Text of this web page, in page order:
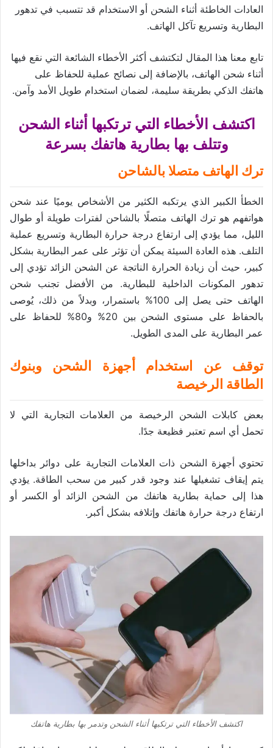
العادات الخاطئة أثناء الشحن أو الاستخدام قد تتسبب في تدهور
البطارية وتسريع تآكل الهاتف.
تابع معنا هذا المقال لتكتشف أكثر الأخطاء الشائعة التي نقع فيها
أثناء شحن الهاتف، بالإضافة إلى نصائح عملية للحفاظ على
هاتفك الذكي بطريقة سليمة، لضمان استخدام طويل الأمد وآمن.
اكتشف الأخطاء التي ترتكبها أثناء الشحن
وتتلف بها بطارية هاتفك بسرعة
ترك الهاتف متصلا بالشاحن
الخطأ الكبير الذي يرتكبه الكثير من الأشخاص يوميًا عند شحن
هواتفهم هو ترك الهاتف متصلًا بالشاحن لفترات طويلة أو طوال
الليل، مما يؤدي إلى ارتفاع درجة حرارة البطارية وتسريع عملية
التلف. هذه العادة السيئة يمكن أن تؤثر على عمر البطارية بشكل
كبير، حيث أن زيادة الحرارة الناتجة عن الشحن الزائد تؤدي إلى
تدهور المكونات الداخلية للبطارية. من الأفضل تجنب شحن
الهاتف حتى يصل إلى 100% باستمرار، وبدلاً من ذلك، يُوصى
بالحفاظ على مستوى الشحن بين 20% و80% للحفاظ على
عمر البطارية على المدى الطويل.
توقف عن استخدام أجهزة الشحن وبنوك
الطاقة الرخيصة
بعض كابلات الشحن الرخيصة من العلامات التجارية التي لا
تحمل أي اسم تعتبر فظيعة جدًا.
تحتوي أجهزة الشحن ذات العلامات التجارية على دوائر بداخلها
يتم إيقاف تشغيلها عند وجود قدر كبير من سحب الطاقة. يؤدي
هذا إلى حماية بطارية هاتفك من الشحن الزائد أو الكسر أو
ارتفاع درجة حرارة هاتفك وإتلافه بشكل أكبر.
اكتشف الأخطاء التي ترتكبها أثناء الشحن وتدمر بها بطارية هاتفك